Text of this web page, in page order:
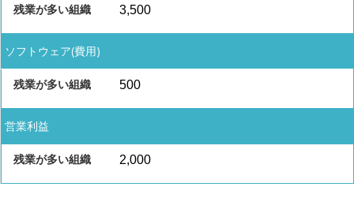
3,500
ソフトウェア(費用)
500
営業利益
2,000